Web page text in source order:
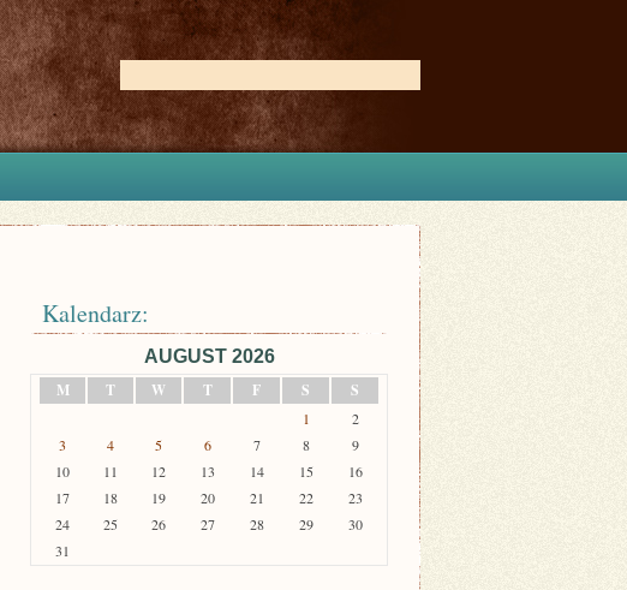
Kalendarz:
AUGUST 2026
M
T W T F S S
1
2
3
4 5 6 7 8
9
10
11 12 13 14 15
16
17
18 19 20 21 22
23
24
25 26 27 28 29
30
31